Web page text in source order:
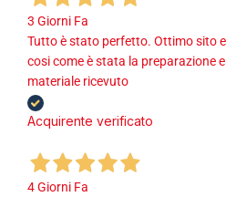
3 Giorni Fa
Tutto è stato perfetto. Ottimo sito
cosi come è stata la preparazione
materiale ricevuto
Acquirente verificato
4 Giorni Fa